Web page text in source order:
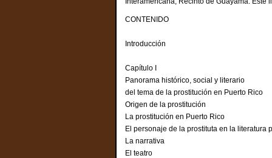
CONTENIDO
Introducción
Capítulo I
Panorama histórico, social y literario
del tema de la prostitución en Puerto Rico
Origen de la prostitución
La prostitución en Puerto Rico
El personaje de la prostituta en la literatura
La narrativa
El teatro